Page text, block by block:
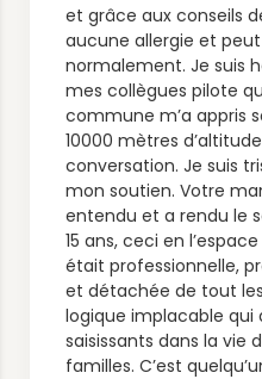
et grâce aux conseils
aucune allergie et
normalement. Je suis
mes collègues pilote
commune m’a appris
10000 mètres
conversation. Je suis
mon soutien. Votre
entendu et a rendu le
15 ans, ceci en
était professionnelle,
et détachée de tout
logique implacable qui
saisissants dans la vie
familles. C’est